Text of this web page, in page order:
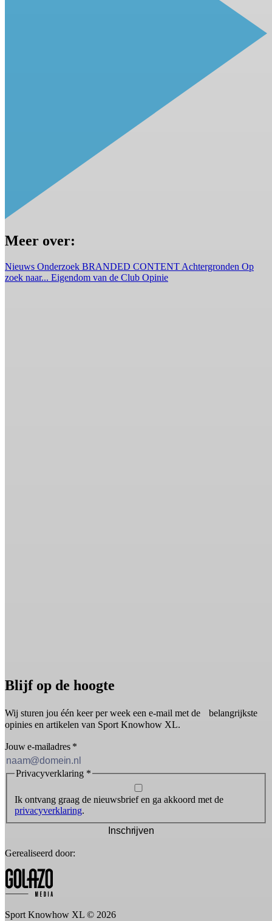
Meer over:
Nieuws Onderzoek BRANDED CONTENT Achtergronden Op
zoek naar... Eigendom van de Club Opinie
Blijf op de hoogte
Wij sturen jou één keer per week een e-mail met de belangrijkste
opinies en artikelen van Sport Knowhow XL.
Jouw e-mailadres *
Privacyverklaring *
Ik ontvang graag de nieuwsbrief en ga akkoord met de
privacyverklaring.
Inschrijven
Gerealiseerd door:
Sport Knowhow XL © 2026